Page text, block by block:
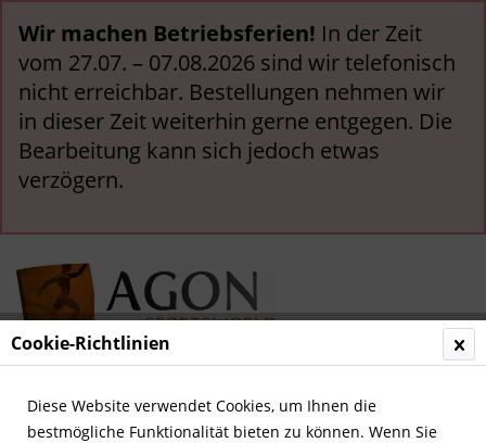
Wir machen Betriebsferien! In der Zeit
vom 27.07. – 07.08.2026 sind wir telefonisch
nicht erreichbar. Bestellungen nehmen wir
in dieser Zeit weiterhin gerne entgegen. Die
Bearbeitung kann sich jedoch etwas
verzögern.
Menü
Cookie-Richtlinien
Diese Website verwendet Cookies, um Ihnen die
bestmögliche Funktionalität bieten zu können. Wenn Sie